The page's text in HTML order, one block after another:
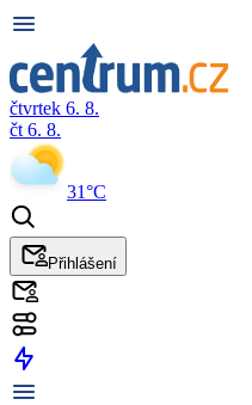
čtvrtek 6. 8.
čt 6. 8.
31°C
Přihlášení